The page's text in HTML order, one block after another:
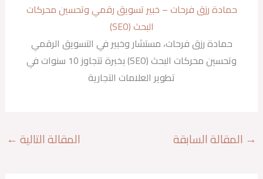
حمادة رزق فرحات – خبير تسويق رقمي وتحسين محركات
البحث (SEO)
حمادة رزق فرحات، مستشار وخبير في التسويق الرقمي
وتحسين محركات البحث (SEO) بخبرة تتجاوز 10 سنوات في
تطوير العلامات التجارية
→ المقالة السابقة المقالة التالية ←